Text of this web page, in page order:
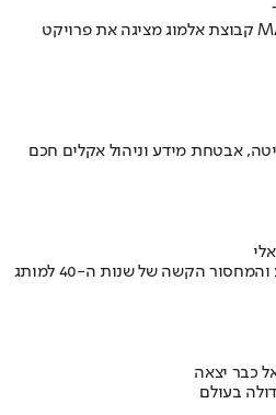
קבוצת אלמוג מציגה את פרויקט MALA: מגדלי הפרימיום האחרונים
אבטחת מידע וניהול אקלים חכם
איך אסם הפכה את תקופת הצנע והמחסור הקשה של שנות ה-40 למותג
כבר יצאה
בעולם